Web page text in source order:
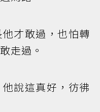
才敢過，也怕轉
走過。
說這真好，彷彿